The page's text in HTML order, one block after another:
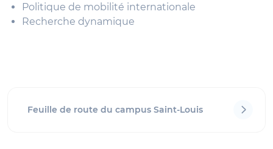
Politique de mobilité internationale
Recherche dynamique
Feuille de route du campus Saint-Louis